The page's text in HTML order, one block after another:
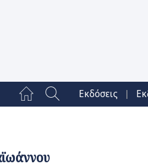
Εκδόσεις |